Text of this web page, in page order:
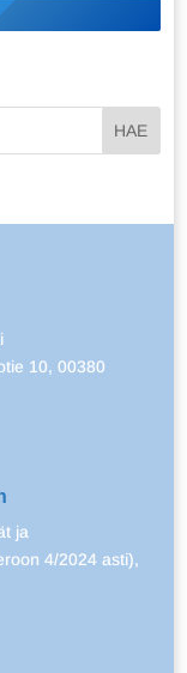
10, 00380
ja
4/2024 asti),